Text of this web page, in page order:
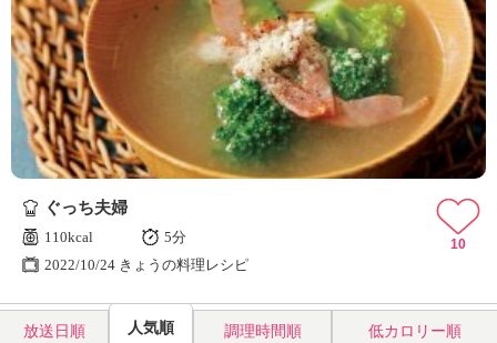
ぐっち夫婦
110kcal
5分
2022/10/24 きょうの料理レシピ
10
放送日順 人気順 調理時間順 低カロリー順